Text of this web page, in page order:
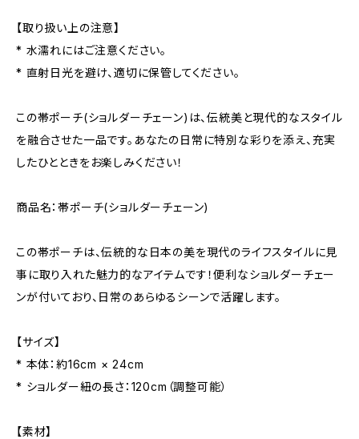
【取り扱い上の注意】
* 水濡れにはご注意ください。
* 直射日光を避け、適切に保管してください。
この帯ポーチ(ショルダーチェーン)は、伝統美と現代的なスタイル
を融合させた一品です。あなたの日常に特別な彩りを添え、充実
したひとときをお楽しみください！
商品名：帯ポーチ(ショルダーチェーン)
この帯ポーチは、伝統的な日本の美を現代のライフスタイルに見
事に取り入れた魅力的なアイテムです！便利なショルダーチェー
ンが付いており、日常のあらゆるシーンで活躍します。
【サイズ】
* 本体：約16cm × 24cm
* ショルダー紐の長さ：120cm（調整可能）
【素材】